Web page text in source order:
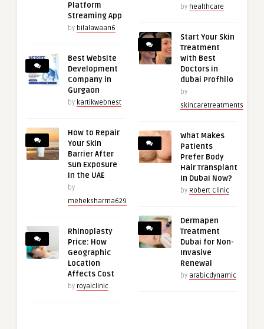
Platform
Streaming App
by bilalawaan6
Best Website
Development
Company in
Gurgaon
by kartikwebnest
How to Repair
Your Skin
Barrier After
Sun Exposure
in the UAE
by
meheksharma629
Rhinoplasty
Price: How
Geographic
Location
Affects Cost
by royalclinic
by healthcare
Start Your Skin
Treatment
with Best
Doctors in
dubai Profhilo
by
skincaretreatments
What Makes
Patients
Prefer Body
Hair Transplant
in Dubai Now?
by Robert Clinic
Dermapen
Treatment
Dubai for Non-
Invasive
Renewal
by arabicdynamic